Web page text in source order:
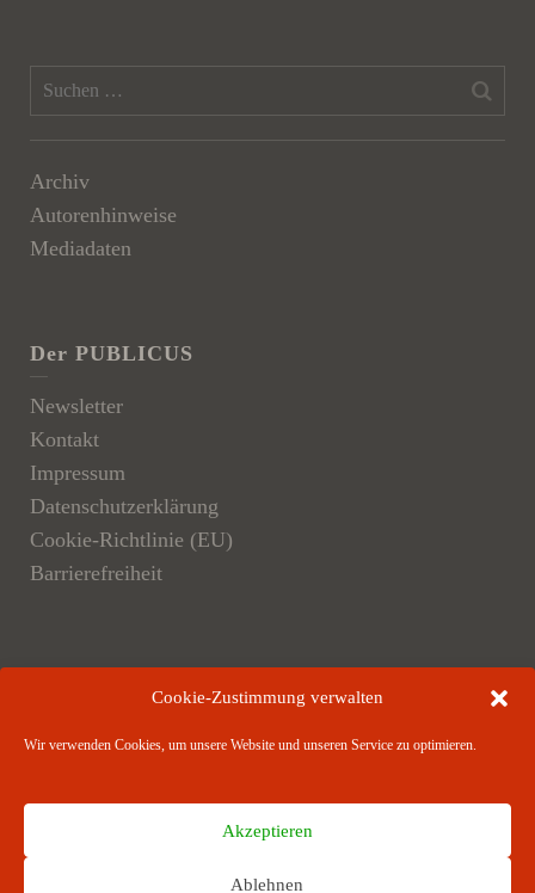
Cookie-Zustimmung verwalten
Wir verwenden Cookies, um unsere Website und unseren Service zu optimieren.
Akzeptieren
Ablehnen
Archiv
Autorenhinweise
Mediadaten
Der PUBLICUS
Newsletter
Kontakt
Impressum
Datenschutzerklärung
Cookie-Richtlinie (EU)
Barrierefreiheit